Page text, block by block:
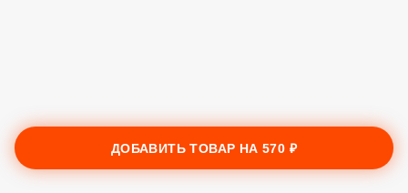
ДОБАВИТЬ ТОВАР НА570 ₽